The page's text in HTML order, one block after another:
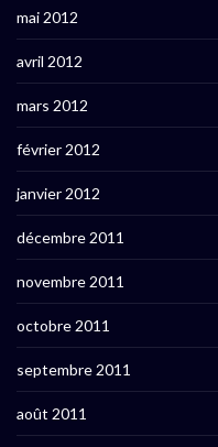
mai 2012
avril 2012
mars 2012
février 2012
janvier 2012
décembre 2011
novembre 2011
octobre 2011
septembre 2011
août 2011